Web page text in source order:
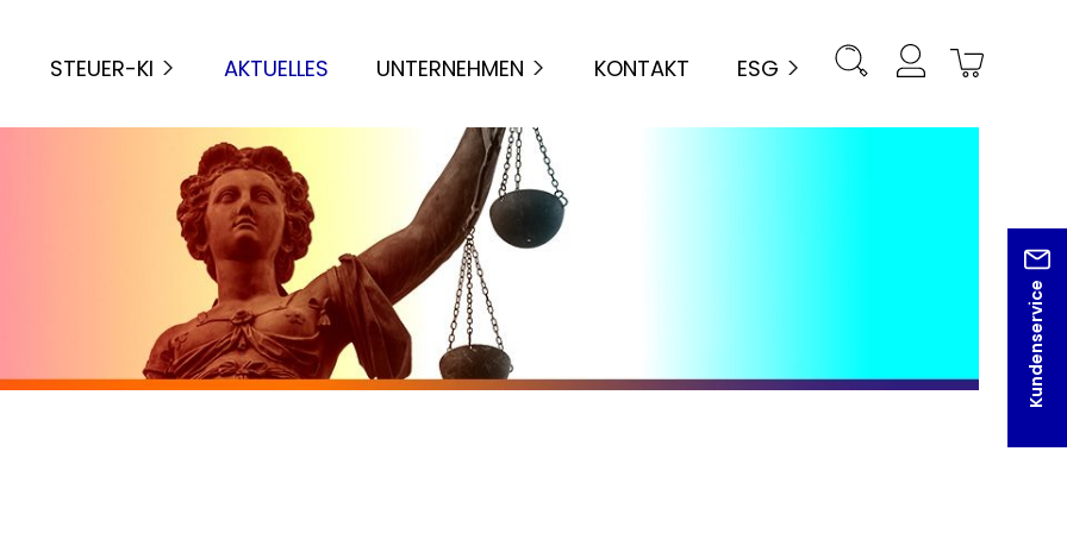
STEUER-KI AKTUELLES UNTERNEHMEN KONTAKT ESG
Kundenservice